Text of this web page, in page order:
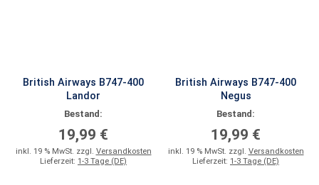
British Airways B747-400
Landor
Bestand:
19,99 €
inkl. 19 % MwSt. zzgl. Versandkosten
Lieferzeit: 1-3 Tage (DE)
British Airways B747-400
Negus
Bestand:
19,99 €
inkl. 19 % MwSt. zzgl. Versandkosten
Lieferzeit: 1-3 Tage (DE)